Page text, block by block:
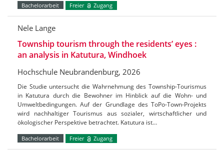
Bachelorarbeit Freier Zugang
Nele Lange
Township tourism through the residents’ eyes :
an analysis in Katutura, Windhoek
Hochschule Neubrandenburg, 2026
Die Studie untersucht die Wahrnehmung des Township-Tourismus
in Katutura durch die Bewohner im Hinblick auf die Wohn- und
Umweltbedingungen. Auf der Grundlage des ToPo-Town-Projekts
wird nachhaltiger Tourismus aus sozialer, wirtschaftlicher und
ökologischer Perspektive betrachtet. Katutura ist…
Bachelorarbeit Freier Zugang